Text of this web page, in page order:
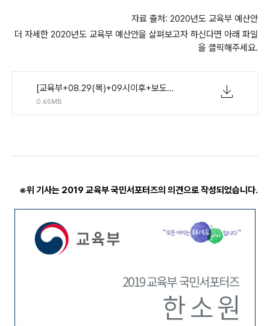
자료 출처: 2020년도 교육부 예산안
더 자세한 2020년도 교육부 예산안을 살펴보고자 하신다면 아래 파일
을 클릭해주세요.
[교육부+08.29(목)+09시이후+보도자료]+교육부+2020년도+예산+77조+2,466억원+편성.pdf
0.65MB
※위 기사는 2019 교육부 국민서포터즈의 의견으로 작성되었습니다.